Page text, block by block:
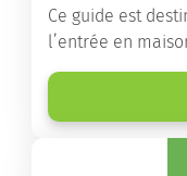
Ce guide est
l’entrée en
Vous y trouverez
destinés à